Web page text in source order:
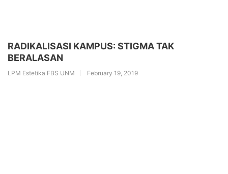
RADIKALISASI KAMPUS: STIGMA TAK
BERALASAN
LPM Estetika FBS UNM February 19, 2019